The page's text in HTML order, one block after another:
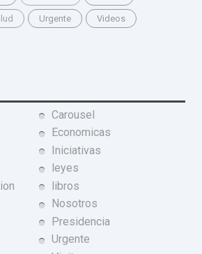
Urgente Videos
Carousel
Economicas
Iniciativas
leyes
libros
Nosotros
Presidencia
Urgente